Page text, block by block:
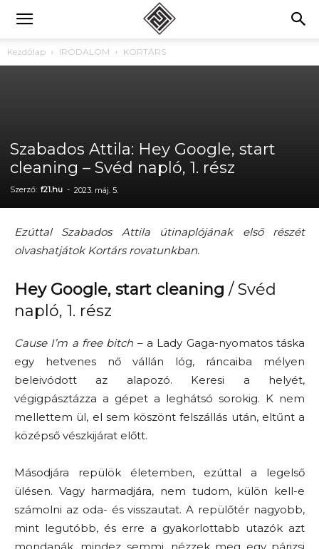
Kezdőlap IRODALOM KORTÁRS
Szabados Attila: Hey Google, start
cleaning – Svéd napló, 1. rész
Szerző: f21.hu - 2023. máj. 5.
Ezúttal Szabados Attila útinaplójának első részét
olvashatjátok Kortárs rovatunkban.
Hey Google, start cleaning / Svéd
napló, 1. rész
Cause I’m a free bitch – a Lady Gaga-nyomatos táska
egy hetvenes nő vállán lóg, ráncaiba mélyen
beleivódott az alapozó. Keresi a helyét,
végigpásztázza a gépet a leghátsó sorokig. K nem
mellettem ül, el sem köszönt felszállás után, eltűnt a
középső vészkijárat előtt.
Másodjára repülök életemben, ezúttal a legelső
ülésen. Vagy harmadjára, nem tudom, külön kell-e
számolni az oda- és visszautat. A repülőtér nagyobb,
mint legutóbb, és erre a gyakorlottabb utazók azt